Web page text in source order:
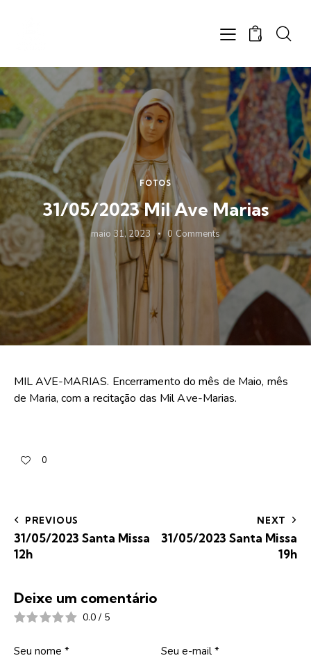
0
FOTOS
31/05/2023 Mil Ave Marias
maio 31, 2023 0 Comments
MIL AVE-MARIAS. Encerramento do mês de Maio, mês
de Maria, com a recitação das Mil Ave-Marias.
0
PREVIOUS
31/05/2023 Santa Missa
12h
NEXT
31/05/2023 Santa Missa
19h
Deixe um comentário
0.0 / 5